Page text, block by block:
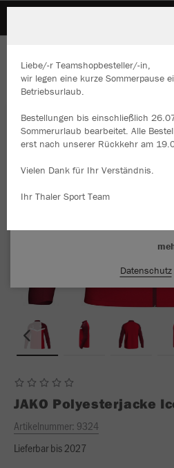
JAKO Polyesterjacke
Artikelnummer: 9324
Lieferbar bis 2027
Liebe/-r Teamshopbesteller/-in,
wir legen eine kurze Sommerpause
Betriebsurlaub.
Bestellungen bis einschließlich
Sommerurlaub bearbeitet. Alle
erst nach unserer Rückkehr am
Vielen Dank für Ihr Verständnis.
Ihr Thaler Sport Team
Wir verwenden Cookies
Durch die Analyse der
Inhalte anzeigen und unsere
Datenschutz